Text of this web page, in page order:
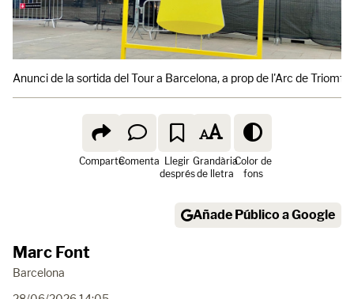
Anunci de la sortida del Tour a Barcelona, a prop de l'Arc de Triomf.
ComparteComenta Llegir
després
Grandària
de lletra
Color de
fons
Añade Público a Google
Marc Font
Barcelona